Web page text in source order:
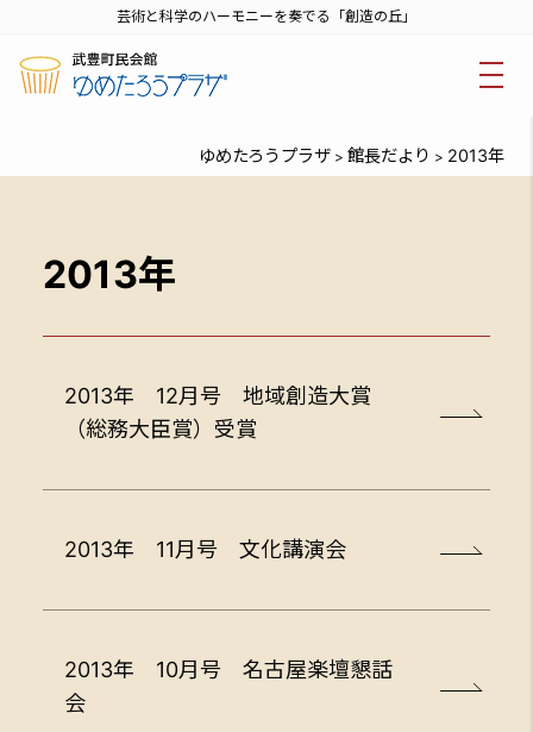
芸術と科学のハーモニーを奏でる「創造の丘」
ゆめたろうプラザ > 館長だより > 2013年
2013年
2013年 12月号 地域創造大賞
（総務大臣賞）受賞
2013年 11月号 文化講演会
2013年 10月号 名古屋楽壇懇話
会